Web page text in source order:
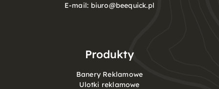
E-mail: biuro@beequick.pl
Produkty
Banery Reklamowe
Ulotki reklamowe